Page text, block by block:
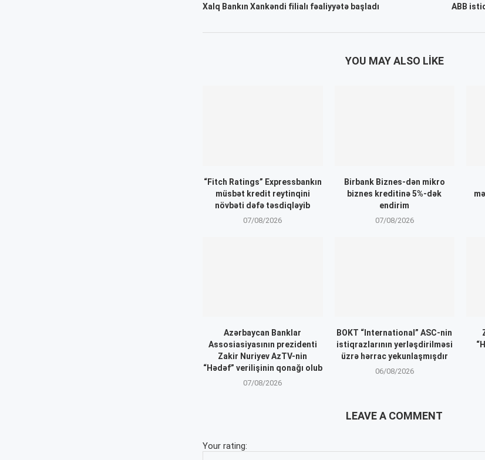
Xalq Bankın Xankəndi filialı fəaliyyətə başladı
ABB
YOU MAY ALSO LIKE
“Fitch Ratings” Expressbankın
müsbət kredit reytinqini
növbəti dəfə təsdiqləyib
07/08/2026
Birbank Biznes-dən mikro
biznes kreditinə 5%-dək
endirim
07/08/2026
Azərbaycan Banklar
Assosiasiyasının prezidenti
Zakir Nuriyev AzTV-nin
“Hədəf” verilişinin qonağı olub
07/08/2026
BOKT “International” ASC-nin
istiqrazlarının yerləşdirilməsi
üzrə hərrac yekunlaşmışdır
06/08/2026
LEAVE A COMMENT
Your rating: